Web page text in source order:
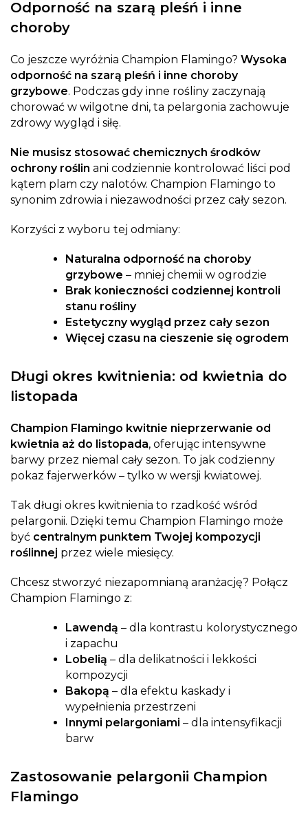
Odporność na szarą pleśń i inne
choroby
Co jeszcze wyróżnia Champion Flamingo? Wysoka
odporność na szarą pleśń i inne choroby
grzybowe. Podczas gdy inne rośliny zaczynają
chorować w wilgotne dni, ta pelargonia zachowuje
zdrowy wygląd i siłę.
Nie musisz stosować chemicznych środków
ochrony roślin ani codziennie kontrolować liści pod
kątem plam czy nalotów. Champion Flamingo to
synonim zdrowia i niezawodności przez cały sezon.
Korzyści z wyboru tej odmiany:
Naturalna odporność na choroby
grzybowe – mniej chemii w ogrodzie
Brak konieczności codziennej kontroli
stanu rośliny
Estetyczny wygląd przez cały sezon
Więcej czasu na cieszenie się ogrodem
Długi okres kwitnienia: od kwietnia do
listopada
Champion Flamingo kwitnie nieprzerwanie od
kwietnia aż do listopada, oferując intensywne
barwy przez niemal cały sezon. To jak codzienny
pokaz fajerwerków – tylko w wersji kwiatowej.
Tak długi okres kwitnienia to rzadkość wśród
pelargonii. Dzięki temu Champion Flamingo może
być centralnym punktem Twojej kompozycji
roślinnej przez wiele miesięcy.
Chcesz stworzyć niezapomnianą aranżację? Połącz
Champion Flamingo z:
Lawendą – dla kontrastu kolorystycznego
i zapachu
Lobelią – dla delikatności i lekkości
kompozycji
Bakopą – dla efektu kaskady i
wypełnienia przestrzeni
Innymi pelargoniami – dla intensyfikacji
barw
Zastosowanie pelargonii Champion
Flamingo